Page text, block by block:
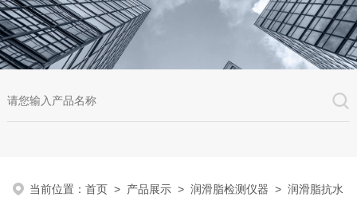
当前位置：首页 > 产品展示 >润滑脂检测仪器 >润滑脂抗水